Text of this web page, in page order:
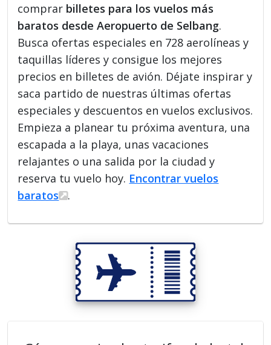
comprar billetes para los vuelos más
baratos desde Aeropuerto de Selbang.
Busca ofertas especiales en 728 aerolíneas y
taquillas líderes y consigue los mejores
precios en billetes de avión. Déjate inspirar y
saca partido de nuestras últimas ofertas
especiales y descuentos en vuelos exclusivos.
Empieza a planear tu próxima aventura, una
escapada a la playa, unas vacaciones
relajantes o una salida por la ciudad y
reserva tu vuelo hoy. Encontrar vuelos
baratos
.